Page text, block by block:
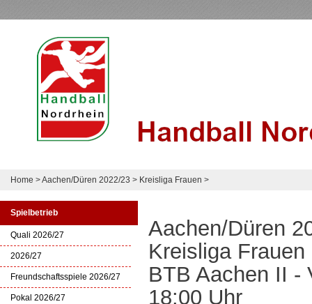
Home >Aachen/Düren 2022/23 > Kreisliga Frauen >
Spielbetrieb
Quali 2026/27
2026/27
Freundschaftsspiele 2026/27
Pokal 2026/27
Aachen/Düren
Kreisliga Frauen
BTB Aachen II -
18:00 Uhr